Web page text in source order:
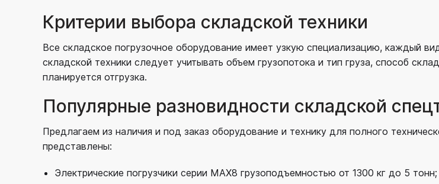
Критерии выбора складской техники
Все складское погрузочное оборудование имеет узкую специализацию, каждый
складской техники следует учитывать объем грузопотока и тип груза, способ
планируется отгрузка.
Популярные разновидности складской
Предлагаем из наличия и под заказ оборудование и технику для полного
представлены:
Электрические погрузчики серии MAX8 грузоподъемностью от 1300 кг до 5 тонн;